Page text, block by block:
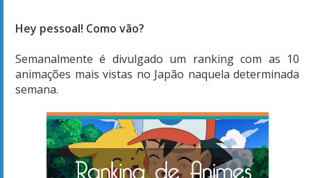
Hey pessoal! Como vão?
Semanalmente é divulgado um ranking com as 10
animações mais vistas no Japão naquela determinada
semana.